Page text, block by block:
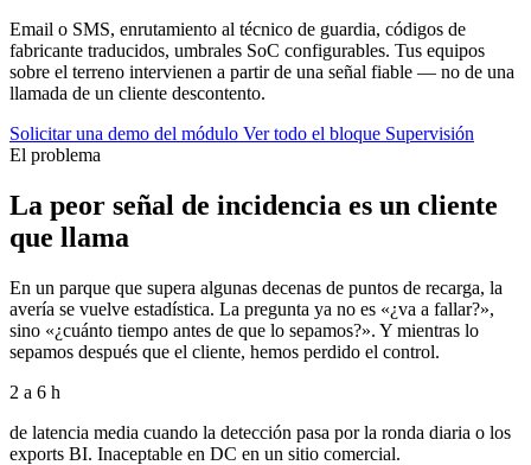
Email o SMS, enrutamiento al técnico de guardia, códigos de
fabricante traducidos, umbrales SoC configurables. Tus equipos
sobre el terreno intervienen a partir de una señal fiable — no de una
llamada de un cliente descontento.
Solicitar una demo del módulo Ver todo el bloque Supervisión
El problema
La peor señal de incidencia es un cliente
que llama
En un parque que supera algunas decenas de puntos de recarga, la
avería se vuelve estadística. La pregunta ya no es «¿va a fallar?»,
sino «¿cuánto tiempo antes de que lo sepamos?». Y mientras lo
sepamos después que el cliente, hemos perdido el control.
2 a 6 h
de latencia media cuando la detección pasa por la ronda diaria o los
exports BI. Inaceptable en DC en un sitio comercial.